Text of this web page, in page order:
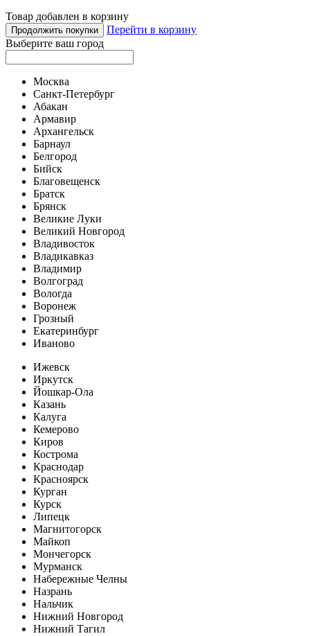
Товар добавлен в корзину
Продолжить покупки
Перейти в корзину
Выберите ваш город
Москва
Санкт-Петербург
Абакан
Армавир
Архангельск
Барнаул
Белгород
Бийск
Благовещенск
Братск
Брянск
Великие Луки
Великий Новгород
Владивосток
Владикавказ
Владимир
Волгоград
Вологда
Воронеж
Грозный
Екатеринбург
Иваново
Ижевск
Иркутск
Йошкар-Ола
Казань
Калуга
Кемерово
Киров
Кострома
Краснодар
Красноярск
Курган
Курск
Липецк
Магнитогорск
Майкоп
Мончегорск
Мурманск
Набережные Челны
Назрань
Нальчик
Нижний Новгород
Нижний Тагил